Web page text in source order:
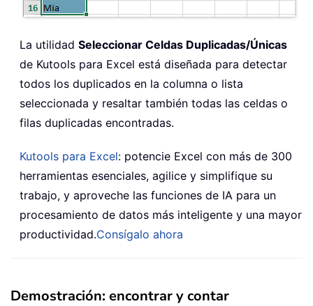
La utilidad Seleccionar Celdas Duplicadas/Únicas
de Kutools para Excel está diseñada para detectar
todos los duplicados en la columna o lista
seleccionada y resaltar también todas las celdas o
filas duplicadas encontradas.
Kutools para Excel: potencie Excel con más de 300
herramientas esenciales, agilice y simplifique su
trabajo, y aproveche las funciones de IA para un
procesamiento de datos más inteligente y una mayor
productividad.Consígalo ahora
Demostración: encontrar y contar